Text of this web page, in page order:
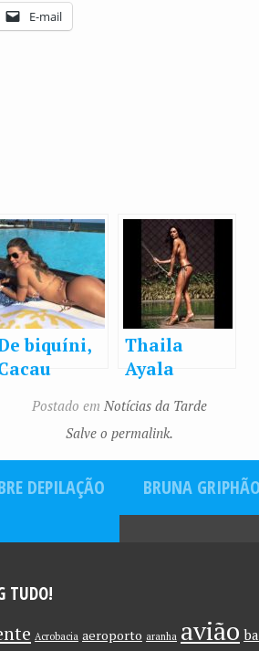
E-mail
biquíni,
sensualiza
na web e
Thaila
Ayala
de topless
com
mangueira
na mão
Postado em Notícias da Tarde
Salve o permalink.
DEPILAÇÃO
BRUNA
TUDO!
Acrobacia aeroporto aranha avião